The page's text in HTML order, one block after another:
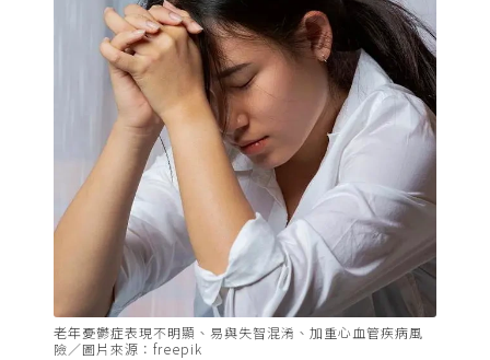
老年憂鬱症表現不明顯、易與失智混淆、加重心血管疾病風
險／圖片來源：freepik